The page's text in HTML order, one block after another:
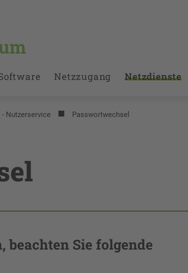
Netzzugang Netzdienste
- Nutzerservice Passwortwechsel
beachten Sie folgende